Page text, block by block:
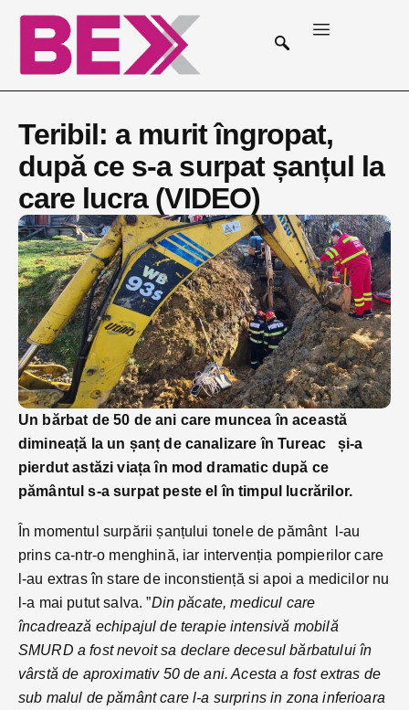
Teribil: a murit îngropat,
după ce s-a surpat șanțul la
care lucra (VIDEO)
Un bărbat de 50 de ani care muncea în această
dimineață la un șanț de canalizare în Tureac și-a
pierdut astăzi viața în mod dramatic după ce
pământul s-a surpat peste el în timpul lucrărilor.
În momentul surpării șanțului tonele de pământ l-au
prins ca-ntr-o menghină, iar intervenția pompierilor care
l-au extras în stare de inconstiență si apoi a medicilor nu
l-a mai putut salva. ”Din păcate, medicul care
încadrează echipajul de terapie intensivă mobilă
SMURD a fost nevoit sa declare decesul bărbatului în
vârstă de aproximativ 50 de ani. Acesta a fost extras de
sub malul de pământ care l-a surprins in zona inferioara